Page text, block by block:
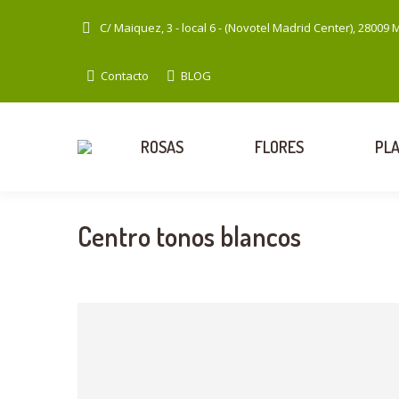
C/ Maiquez, 3 - local 6 - (Novotel Madrid Center), 28009
Contacto BLOG
ROSAS FLORES
Centro tonos blancos